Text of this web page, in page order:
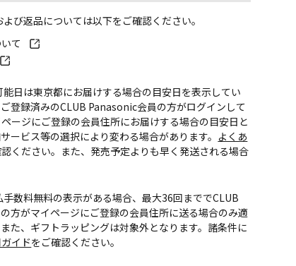
び返品については以下をご確認ください。
て
日は東京都にお届けする場合の目安日を表示してい
登録済みのCLUB Panasonic会員の方がログインして
ージにご登録の会員住所にお届けする場合の目安日と
ービス等の選択により変わる場合があります。 よくあ
ください。また、発売予定よりも早く発送される場合
数料無料の表示がある場合、最大36回まででCLUB
方がマイページにご登録の会員住所に送る場合のみ適
た、ギフトラッピングは対象外となります。諸条件に
イドをご確認ください。